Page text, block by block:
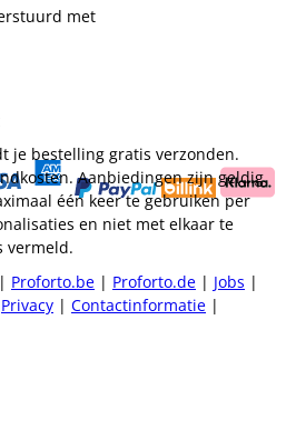
met
je bestelling gratis verzonden.
Aanbiedingen zijn geldig
één keer te gebruiken per
en niet met elkaar te
vermeld.
Proforto.be | Proforto.de | Jobs |
Privacy | Contactinformatie |